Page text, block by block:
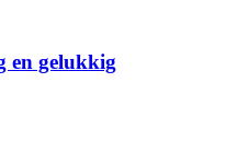
en gelukkig